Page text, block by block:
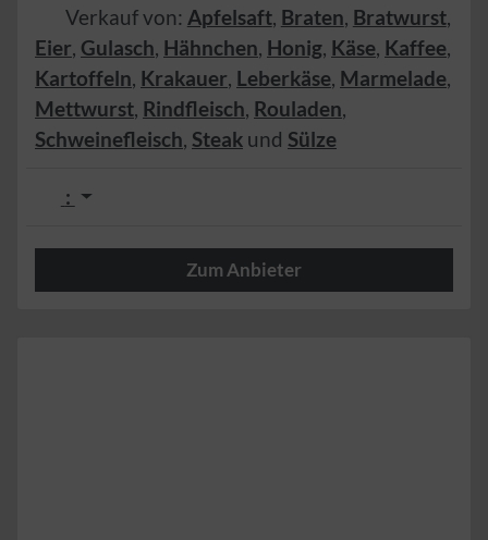
Verkauf von: Apfelsaft, Braten, Bratwurst,
Eier, Gulasch, Hähnchen, Honig, Käse, Kaffee,
Kartoffeln, Krakauer, Leberkäse, Marmelade,
Mettwurst, Rindfleisch, Rouladen,
Schweinefleisch, Steak und Sülze
:
Zum Anbieter